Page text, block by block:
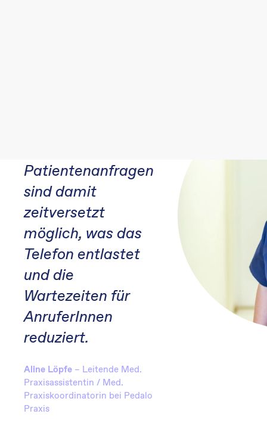
Patientenanfragen
sind damit
zeitversetzt
möglich, was das
Telefon entlastet
und die
Wartezeiten für
AnruferInnen
reduziert.
Aline Löpfe – Leitende Med.
Praxisassistentin / Med.
Praxiskoordinatorin bei Pedalo
Praxis